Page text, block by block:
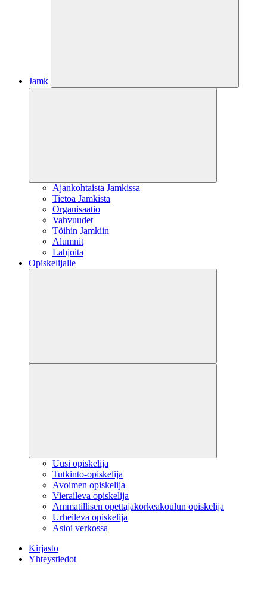
Jamk
Ajankohtaista Jamkissa
Tietoa Jamkista
Organisaatio
Vahvuudet
Töihin Jamkiin
Alumnit
Lahjoita
Opiskelijalle
Uusi opiskelija
Tutkinto-opiskelija
Avoimen opiskelija
Vieraileva opiskelija
Ammatillisen opettajakorkeakoulun opiskelija
Urheileva opiskelija
Asioi verkossa
Kirjasto
Yhteystiedot